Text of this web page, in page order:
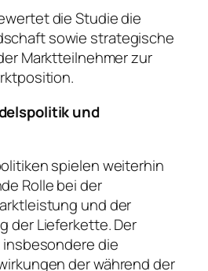
die Studie die
sowie strategische
Marktteilnehmer zur
und
spielen weiterhin
Rolle bei der
und der
der Lieferkette. Der
die
der während der